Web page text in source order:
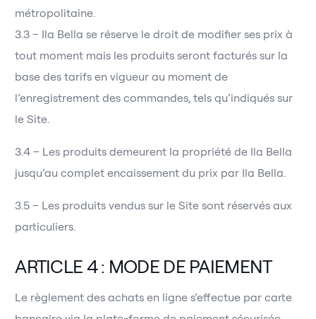
métropolitaine.
3.3 – Ila Bella se réserve le droit de modifier ses prix à
tout moment mais les produits seront facturés sur la
base des tarifs en vigueur au moment de
l’enregistrement des commandes, tels qu’indiqués sur
le Site.
3.4 – Les produits demeurent la propriété de Ila Bella
jusqu’au complet encaissement du prix par Ila Bella.
3.5 – Les produits vendus sur le Site sont réservés aux
particuliers.
ARTICLE 4 : MODE DE PAIEMENT
Le règlement des achats en ligne s’effectue par carte